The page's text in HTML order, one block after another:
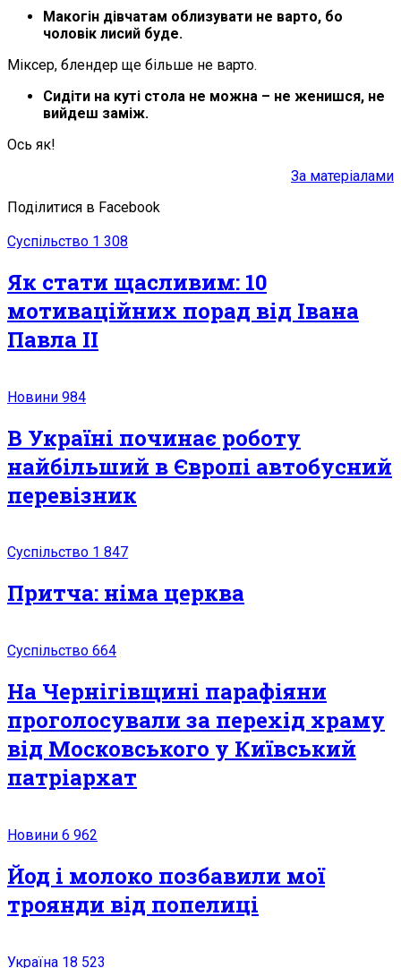
Макогін дівчатам облизувати не варто, бо
чоловік лисий буде.
Міксер, блендер ще більше не варто.
Сидіти на куті стола не можна – не женишся, не
вийдеш заміж.
Ось як!
За матеріалами
Поділитися в Facebook
Суспільство 1 308
Як стати щасливим: 10
мотиваційних порад від Івана
Павла ІІ
Новини 984
В Україні починає роботу
найбільший в Європі автобусний
перевізник
Суспільство 1 847
Притча: німа церква
Суспільство 664
На Чернігівщині парафіяни
проголосували за перехід храму
від Московського у Київський
патріархат
Новини 6 962
Йод і молоко позбавили мої
троянди від попелиці
Україна 18 523